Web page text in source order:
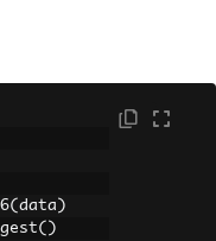
( data )
()